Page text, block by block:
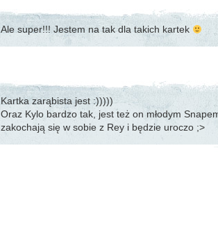
Ale super!!! Jestem na tak dla takich kartek
Kartka zarąbista jest :)))))
Oraz Kylo bardzo tak, jest też on młodym
zakochają się w sobie z Rey i będzie uroczo ;>